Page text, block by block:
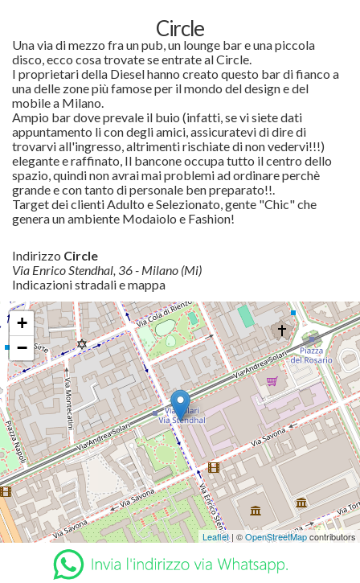
Circle
Una via di mezzo fra un pub, un lounge bar e una piccola
disco, ecco cosa trovate se entrate al Circle.
I proprietari della Diesel hanno creato questo bar di fianco a
una delle zone più famose per il mondo del design e del
mobile a Milano.
Ampio bar dove prevale il buio (infatti, se vi siete dati
appuntamento li con degli amici, assicuratevi di dire di
trovarvi all'ingresso, altrimenti rischiate di non vedervi!!!)
elegante e raffinato, Il bancone occupa tutto il centro dello
spazio, quindi non avrai mai problemi ad ordinare perchè
grande e con tanto di personale ben preparato!!.
Target dei clienti Adulto e Selezionato, gente "Chic" che
genera un ambiente Modaiolo e Fashion!
Indirizzo Circle
Via Enrico Stendhal, 36 - Milano (Mi)
Indicazioni stradali e mappa
+
−
Leaflet| ©OpenStreetMapcontributors